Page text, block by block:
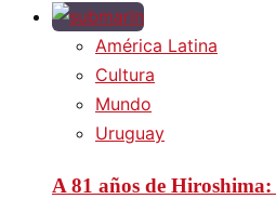
América Latina
Cultura
Mundo
Uruguay
A 81 años de